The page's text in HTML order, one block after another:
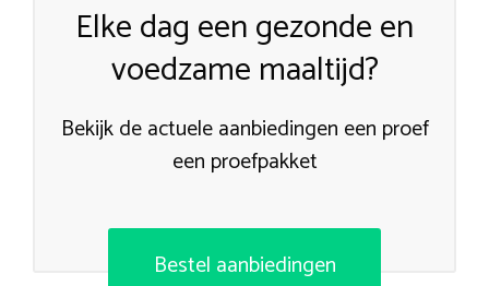
Elke dag een gezonde en
voedzame maaltijd?
Bekijk de actuele aanbiedingen een proef
een proefpakket
Bestel aanbiedingen